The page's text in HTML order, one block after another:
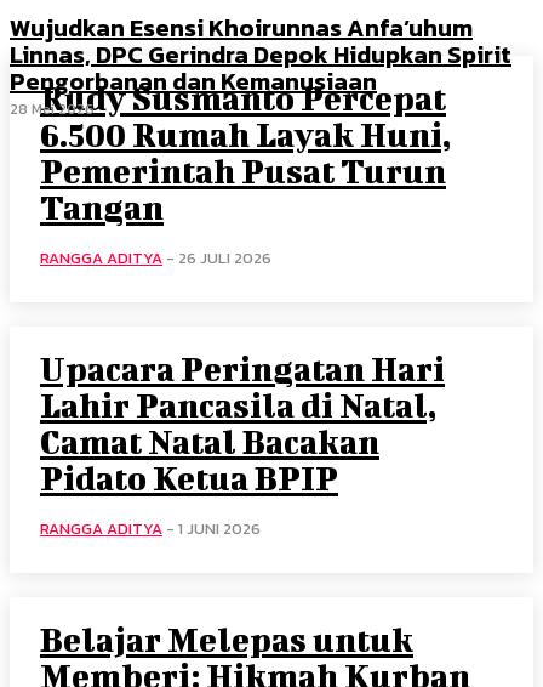
Wujudkan Esensi Khoirunnas Anfa’uhum
Linnas, DPC Gerindra Depok Hidupkan Spirit
Pengorbanan dan Kemanusiaan
28 Mei 2026
Rudy Susmanto Percepat
6.500 Rumah Layak Huni,
Pemerintah Pusat Turun
Tangan
RANGGA ADITYA - 26 JULI 2026
Upacara Peringatan Hari
Lahir Pancasila di Natal,
Camat Natal Bacakan
Pidato Ketua BPIP
RANGGA ADITYA - 1 JUNI 2026
Belajar Melepas untuk
Memberi: Hikmah Kurban